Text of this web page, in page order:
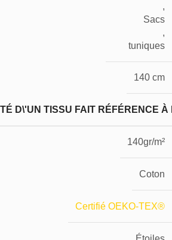
,
Sacs
,
tuniques
140 cm
D\'UN TISSU FAIT RÉFÉRENCE
140gr/m²
Coton
Certifié OEKO-TEX®